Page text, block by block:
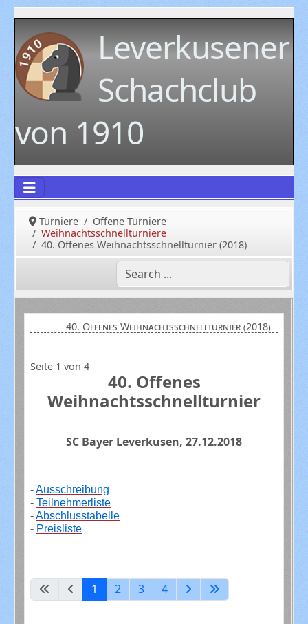
Leverkusener
Schachclub
von 1910
Turniere
Offene Turniere
Weihnachtsschnellturniere
40. Offenes Weihnachtsschnellturnier (2018)
40. Offenes Weihnachtsschnellturnier (2018)
Seite 1 von 4
40. Offenes
Weihnachtsschnellturnier
SC Bayer Leverkusen, 27.12.2018
-Ausschreibung
- Teilnehmerliste
-Abschlusstabelle
- Preisliste
1 2 3 4